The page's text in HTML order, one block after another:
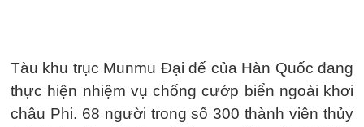
Tàu khu trục Munmu Đại đế của Hàn Quốc đang
thực hiện nhiệm vụ chống cướp biển ngoài khơi
châu Phi. 68 người trong số 300 thành viên thủy